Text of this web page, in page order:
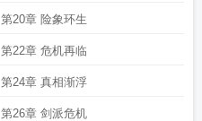
第20章 险象环生
第22章 危机再临
第24章 真相渐浮
第26章 剑派危机